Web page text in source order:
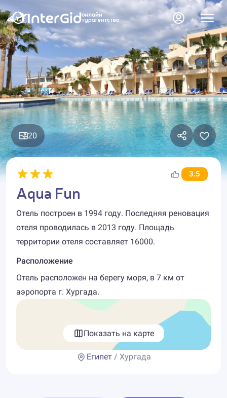
20
3.5
Aqua Fun
Отель построен в 1994 году. Последняя реновация
отеля проводилась в 2013 году. Площадь
территории отеля составляет 16000.
Расположение
Отель расположен на берегу моря, в 7 км от
аэропорта г. Хургада.
Показать на карте
Египет / Хургада